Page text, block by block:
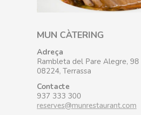
MUN CÀTERING
Adreça
Rambleta del Pare Alegre, 98
08224, Terrassa
Contacte
937 333 300
reserves@munrestaurant.com